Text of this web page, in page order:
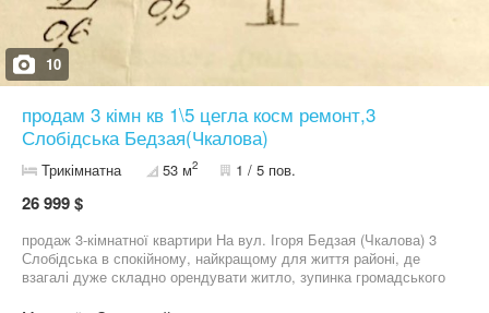
10
продам 3 кімн кв 1\5 цегла косм ремонт,3
Слобідська Бедзая(Чкалова)
Трикімнатна 53 м2 1 / 5 пов.
26 999 $
продаж 3-кімнатної квартири На вул. Ігоря Бедзая (Чкалова) 3
Слобідська в спокійному, найкращому для життя районі, де
взагалі дуже складно орендувати житло, зупинка громадського